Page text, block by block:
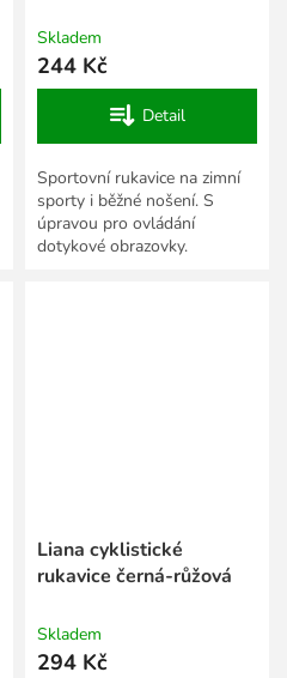
Skladem
244 Kč
Detail
Sportovní rukavice na zimní
sporty i běžné nošení. S
úpravou pro ovládání
dotykové obrazovky.
Liana cyklistické
rukavice černá-růžová
Skladem
294 Kč